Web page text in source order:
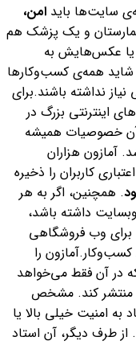
سایت‌ها باید امن،
و یک پزشک هم
یا عکس‌هایش به
شاید همه‌ی کسب‌وکارها
نداشته باشند.برای
اینترنتی بزرگ در
آن خصوصیات همیشه
آمازون هزاران
کاربران را ذخیره
. همچنین، اگر به هر
داشته باشد،
برای وب فروشگاهی
کسب‌وکار.آمازون را
در آن فقط می‌خواهد
منتشر کند. مشخص
امنیت خیلی بالا یا
از طرف دیگر، آن استاد